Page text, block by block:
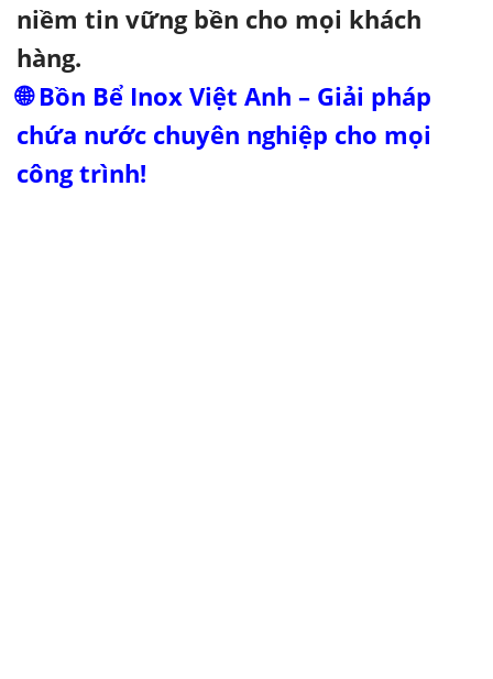
niềm tin vững bền cho mọi khách
hàng.
🌐 Bồn Bể Inox Việt Anh – Giải pháp
chứa nước chuyên nghiệp cho mọi
công trình!